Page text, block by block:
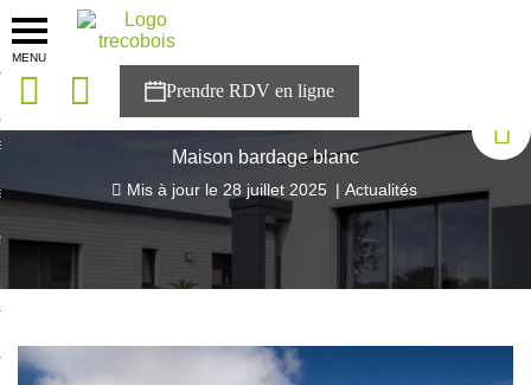
MENU
solutions
Trecobois
Maison bardage blanc
Mis à jour le 28 juillet 2025 | Actualités